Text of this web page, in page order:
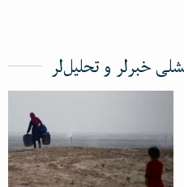
خبرلر و تحلیل‌لر